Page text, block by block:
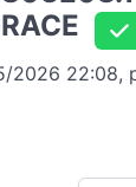
2026 22:08,